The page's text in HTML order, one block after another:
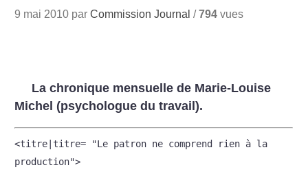
9 mai 2010 parCommission Journal /794 vues
La chronique mensuelle de Marie-Louise
Michel (psychologue du travail).
<titre|titre= "Le patron ne comprend rien à la
production">